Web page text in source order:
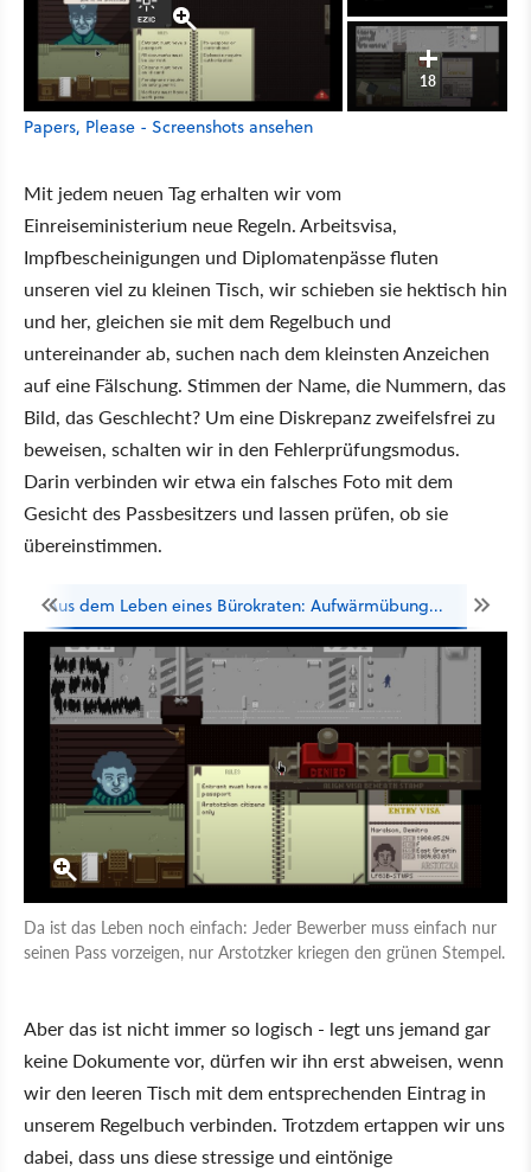
18
Papers, Please - Screenshots ansehen
Mit jedem neuen Tag erhalten wir vom
Einreiseministerium neue Regeln. Arbeitsvisa,
Impfbescheinigungen und Diplomatenpässe fluten
unseren viel zu kleinen Tisch, wir schieben sie hektisch hin
und her, gleichen sie mit dem Regelbuch und
untereinander ab, suchen nach dem kleinsten Anzeichen
auf eine Fälschung. Stimmen der Name, die Nummern, das
Bild, das Geschlecht? Um eine Diskrepanz zweifelsfrei zu
beweisen, schalten wir in den Fehlerprüfungsmodus.
Darin verbinden wir etwa ein falsches Foto mit dem
Gesicht des Passbesitzers und lassen prüfen, ob sie
übereinstimmen.
Aus dem Leben eines Bürokraten: Aufwärmübung...
Da ist das Leben noch einfach: Jeder Bewerber muss einfach nur
seinen Pass vorzeigen, nur Arstotzker kriegen den grünen Stempel.
Aber das ist nicht immer so logisch - legt uns jemand gar
keine Dokumente vor, dürfen wir ihn erst abweisen, wenn
wir den leeren Tisch mit dem entsprechenden Eintrag in
unserem Regelbuch verbinden. Trotzdem ertappen wir uns
dabei, dass uns diese stressige und eintönige